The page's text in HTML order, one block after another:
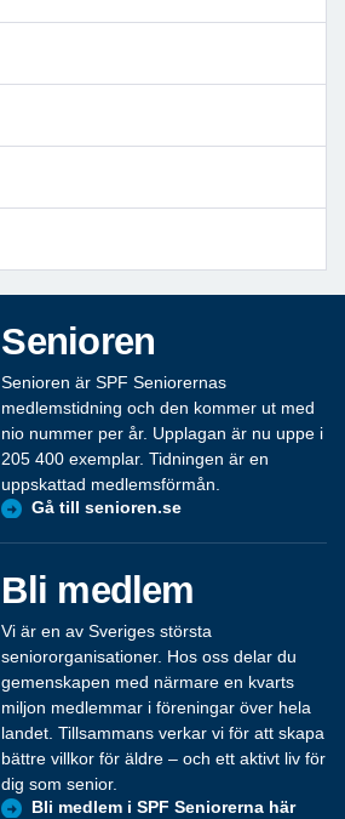
Senioren
Senioren är SPF Seniorernas
medlemstidning och den kommer ut med
nio nummer per år. Upplagan är nu uppe i
205 400 exemplar. Tidningen är en
uppskattad medlemsförmån.
Gå till senioren.se
Bli medlem
Vi är en av Sveriges största
seniororganisationer. Hos oss delar du
gemenskapen med närmare en kvarts
miljon medlemmar i föreningar över hela
landet. Tillsammans verkar vi för att skapa
bättre villkor för äldre – och ett aktivt liv för
dig som senior.
Bli medlem i SPF Seniorerna här